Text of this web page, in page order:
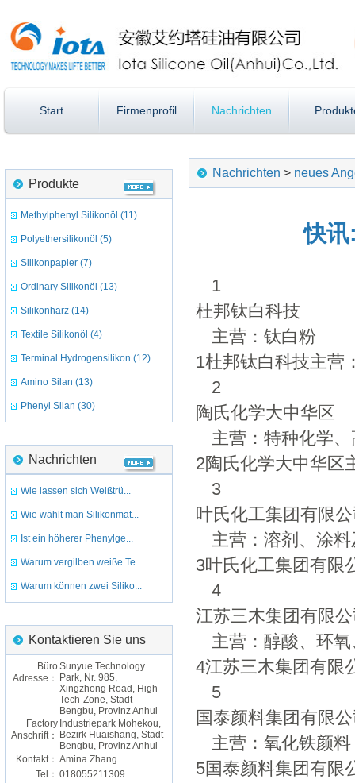
Start Firmenprofil Nachrichten
Produkte
Methylphenyl Silikonöl (11)
Polyethersilikonöl (5)
Silikonpapier (7)
Ordinary Silikonöl (13)
Silikonharz (14)
Textile Silikonöl (4)
Terminal Hydrogensilikon (12)
Amino Silan (13)
Phenyl Silan (30)
Nachrichten
Wie lassen sich Weißtrü...
Wie wählt man Silikonmat...
Ist ein höherer Phenylge...
Warum vergilben weiße Te...
Warum können zwei Siliko...
Kontaktieren Sie uns
Büro
Adresse：
Sunyue Technology
Park, Nr. 985,
Xingzhong Road, High-
Tech-Zone, Stadt
Bengbu, Provinz Anhui
Factory
Anschrift：
Industriepark Mohekou,
Bezirk Huaishang, Stadt
Bengbu, Provinz Anhui
Kontakt： Amina Zhang
Tel： 018055211309
Nachrichten > neues
快
1
杜邦钛白科技
主营：钛白粉
1杜邦钛白科技主营
2
陶氏化学大中华区
主营：特种化学
2陶氏化学大中华区
3
叶氏化工集团有限
主营：溶剂、涂
3叶氏化工集团有限
4
江苏三木集团有限
主营：醇酸、环
4江苏三木集团有限
5
国泰颜料集团有限
主营：氧化铁颜料
5国泰颜料集团有限